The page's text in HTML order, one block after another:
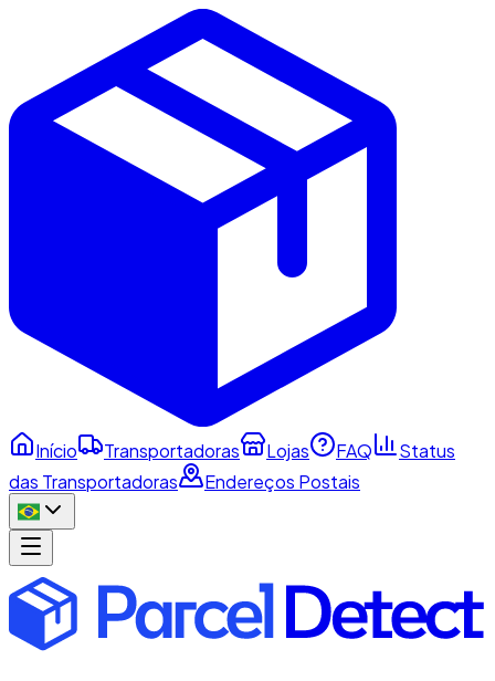
Início Transportadoras Lojas FAQ
Status
das Transportadoras
Endereços Postais